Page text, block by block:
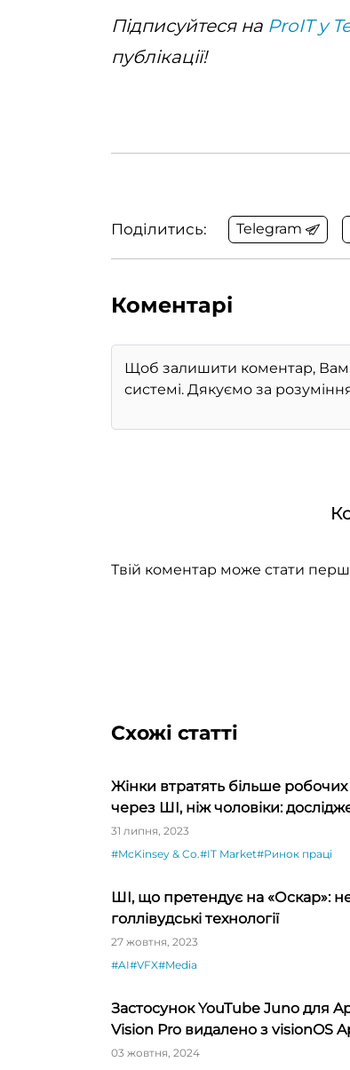
Підписуйтеся на ProIT у
публікації!
Поділитись: Telegram
Коментарі
Твій коментар може стати
Схожі статті
Жінки втратять більше робочих
через ШІ, ніж чоловіки:
31 липня, 2023
#McKinsey & Co.#IT Market#Ринок праці
ШІ, що претендує на «Оскар»:
голлівудські технології
27 жовтня, 2023
#AI#VFX#Media
Застосунок YouTube Juno для
Vision Pro видалено з visionOS
03 жовтня, 2024